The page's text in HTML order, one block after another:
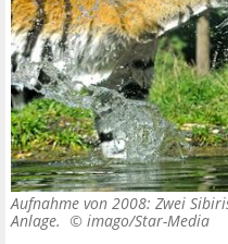
Aufnahme von 2008: Zwei
Anlage. © imago/Star-Media